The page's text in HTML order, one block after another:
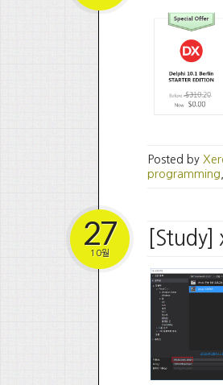
Posted by
programming
[Study]
27
10월